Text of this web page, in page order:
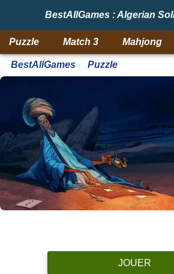
BestAllGames : Algerian
Puzzle Match 3 Mahjong
BestAllGames Puzzle
JOUER